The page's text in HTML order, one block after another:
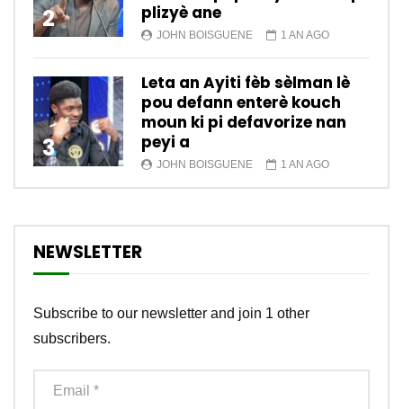
2
plizyè ane
JOHN BOISGUENE 1 AN AGO
3
Leta an Ayiti fèb sèlman lè
pou defann enterè kouch
moun ki pi defavorize nan
peyi a
JOHN BOISGUENE 1 AN AGO
NEWSLETTER
Subscribe to our newsletter and join 1 other
subscribers.